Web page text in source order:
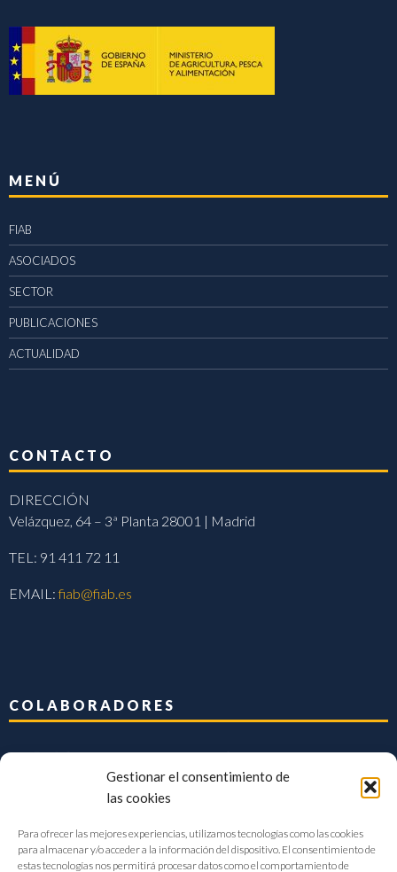
Gestionar el consentimiento de
las cookies
Para ofrecer las mejores experiencias, utilizamos tecnologías como las cookies
para almacenar y/o acceder a la información del dispositivo. El consentimiento de
estas tecnologías nos permitirá procesar datos como el comportamiento de
MENÚ
FIAB
ASOCIADOS
SECTOR
PUBLICACIONES
ACTUALIDAD
CONTACTO
DIRECCIÓN
Velázquez, 64 – 3ª Planta 28001 | Madrid
TEL: 91 411 72 11
EMAIL:fiab@fiab.es
COLABORADORES